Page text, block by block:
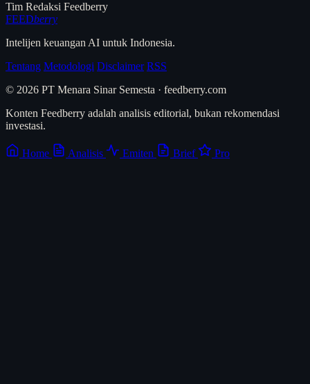
Tim Redaksi Feedberry
FEEDberry
Intelijen keuangan AI untuk Indonesia.
Tentang Metodologi Disclaimer RSS
© 2026 PT Menara Sinar Semesta · feedberry.com
Konten Feedberry adalah analisis editorial, bukan rekomendasi
investasi.
Home Analisis Emiten Brief Pro